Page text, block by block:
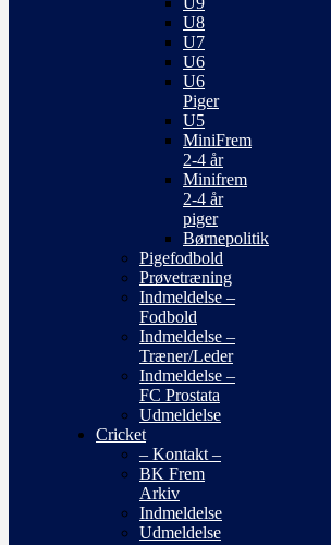
U8
U7
U6
U6
Piger
U5
MiniFrem
2-4 år
Minifrem
2-4 år
piger
Børnepolitik
Pigefodbold
Prøvetræning
Indmeldelse –
Fodbold
Indmeldelse –
Træner/Leder
Indmeldelse –
FC Prostata
Udmeldelse
Cricket
– Kontakt –
BK Frem
Arkiv
Indmeldelse
Udmeldelse